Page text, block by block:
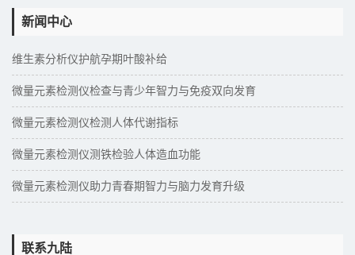
新闻中心
维生素分析仪护航孕期叶酸补给
微量元素检测仪检查与青少年智力与免疫双向发育
微量元素检测仪检测人体代谢指标
微量元素检测仪测铁检验人体造血功能
微量元素检测仪助力青春期智力与脑力发育升级
联系九陆